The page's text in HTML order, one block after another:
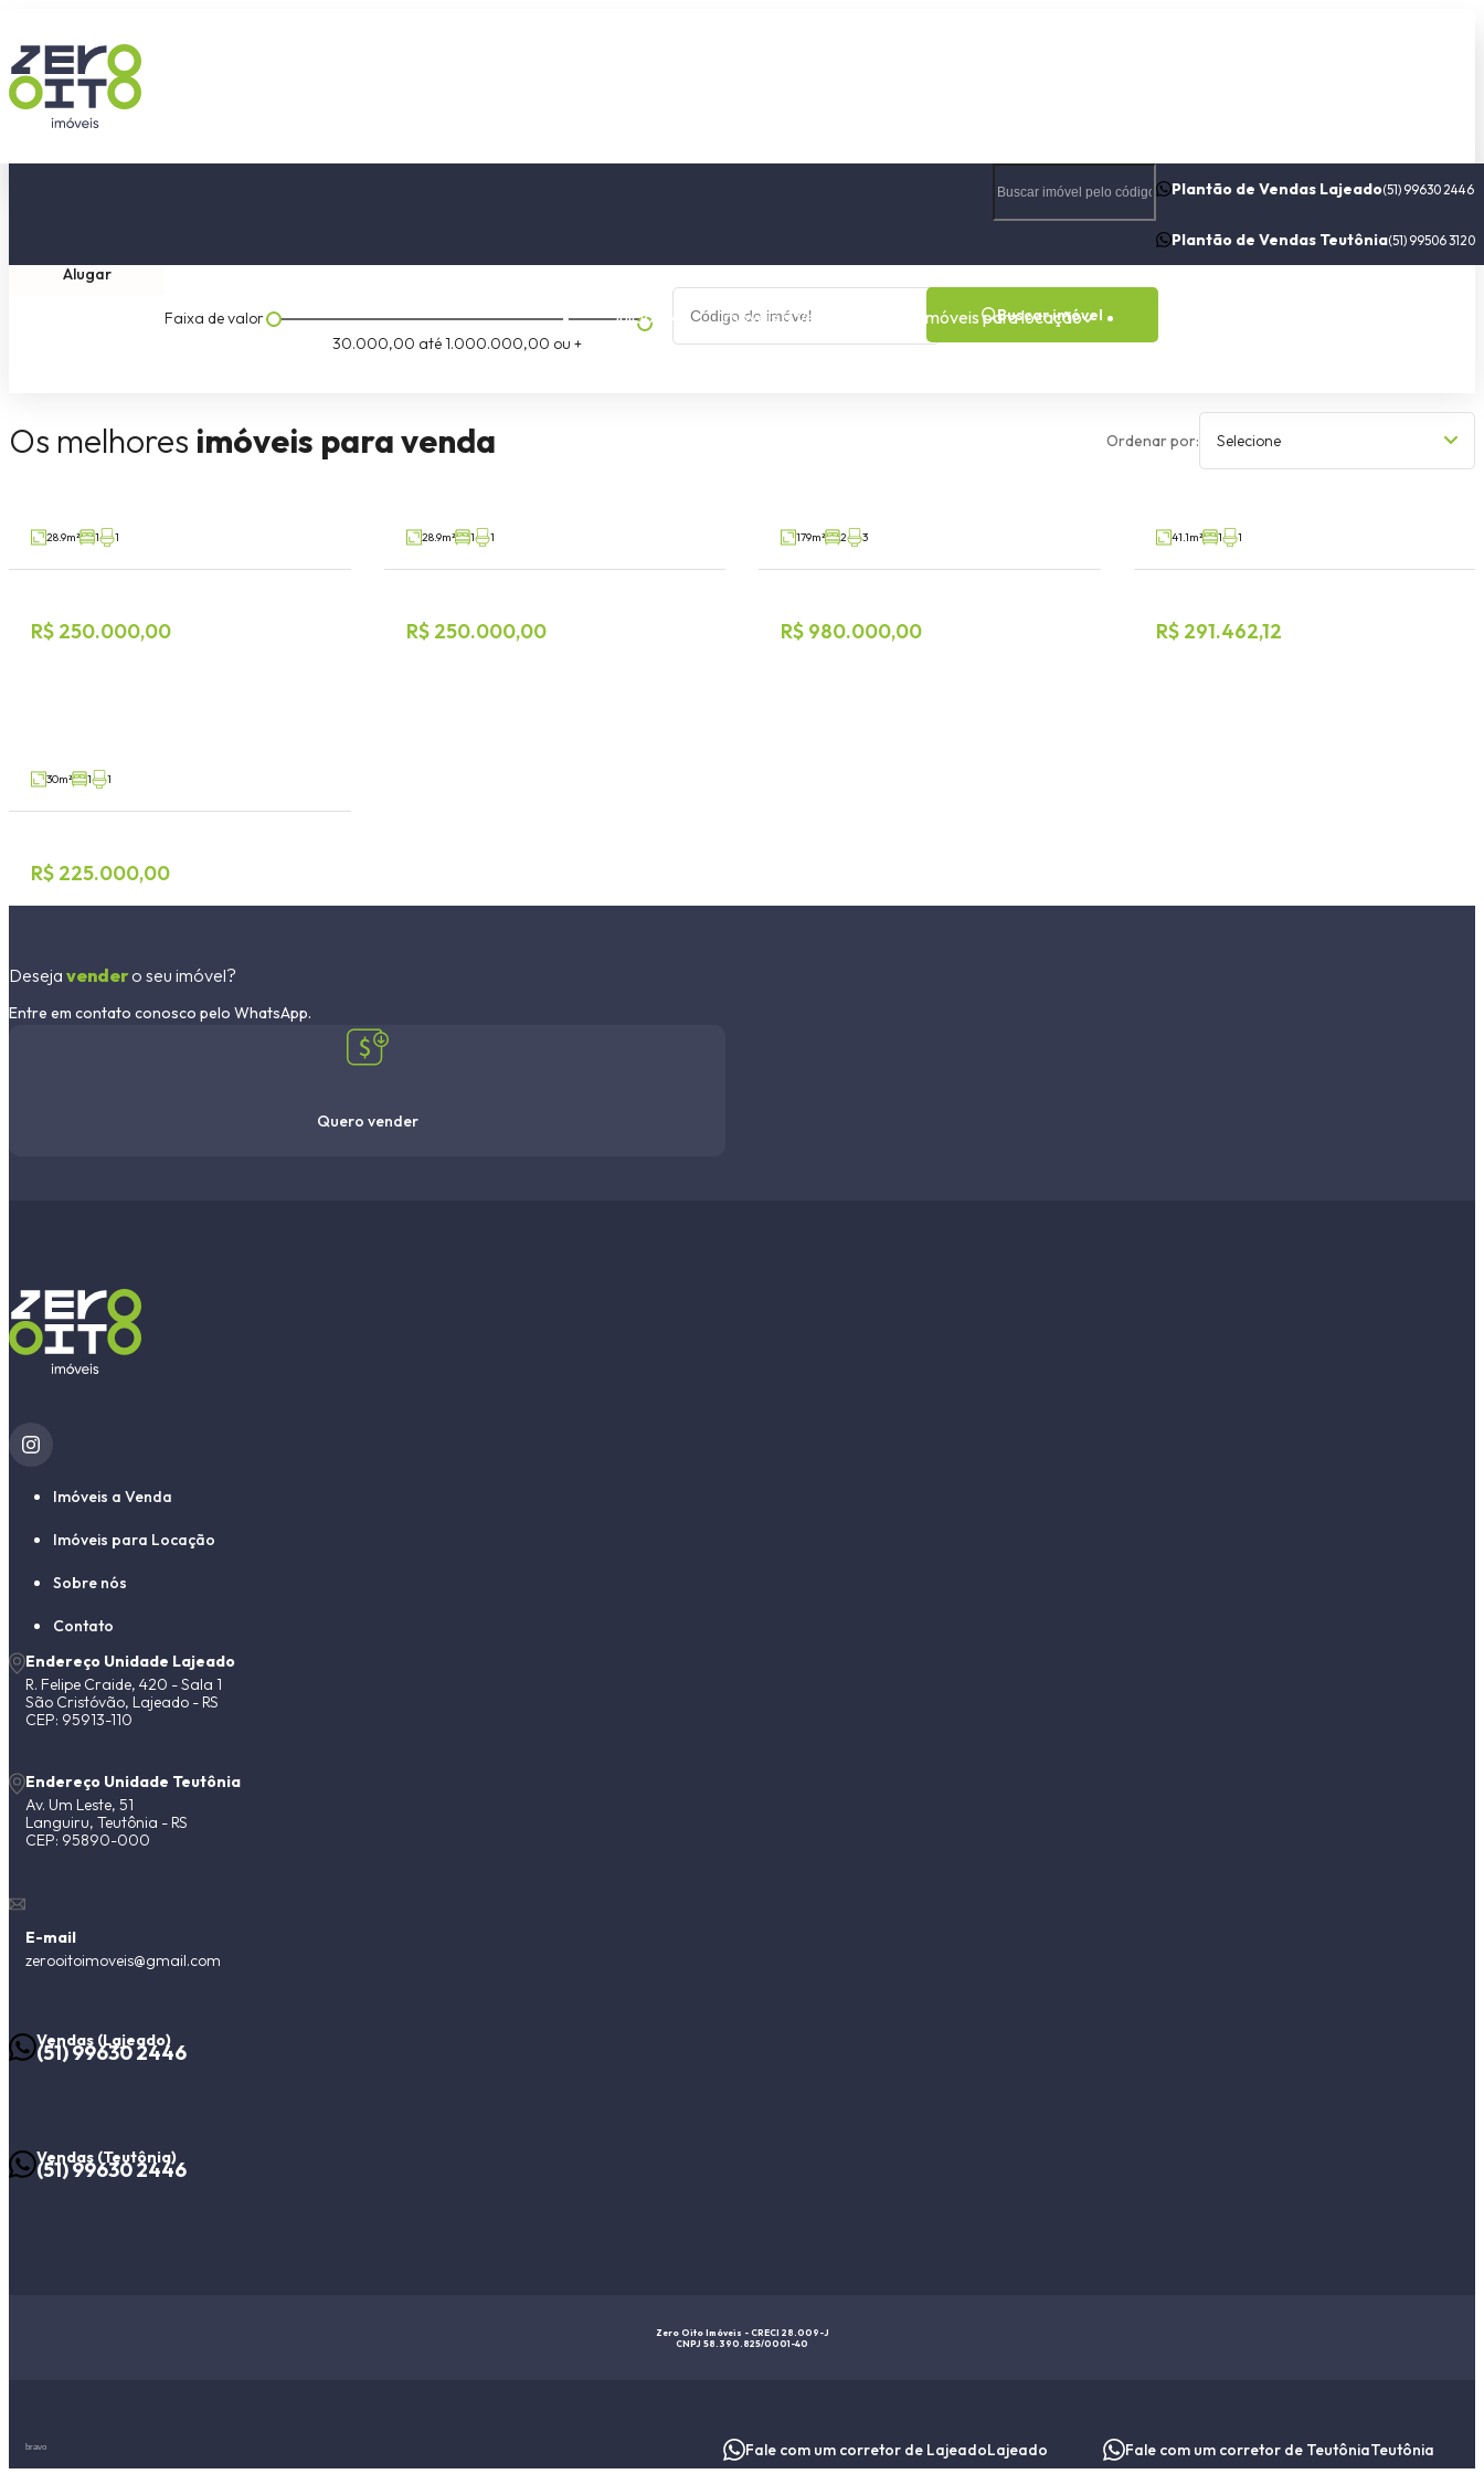
Plantão de Vendas Lajeado(51) 99630 2446
Plantão de Vendas Teutônia(51) 99506 3120
Início Imóveis a Venda Imóveis para locação
Alugar
Faixa de valor
30.000,00 até1.000.000,00 ou +
Buscar imóvel
Os melhores imóveis para venda Ordenar por: Selecione
Loft 1 dormitório
Universitário, Lajeado
28.9m² 1 1
R$ 250.000,00
Loft 1 dormitório
Universitário, Lajeado
28.9m² 1 1
R$ 250.000,00
179m² 2 3
R$ 980.000,00
41.1m² 1 1
R$ 291.462,12
30m² 1 1
R$ 225.000,00
Fale com um corretor de LajeadoLajeado Fale com um corretor de TeutôniaTeutônia
Deseja vendero seu imóvel?
Entre em contato conosco pelo WhatsApp.
Quero vender
Imóveis a Venda
Imóveis para Locação
Sobre nós
Contato
Endereço Unidade Lajeado
R. Felipe Craide, 420 - Sala 1
São Cristóvão, Lajeado - RS
CEP: 95913-110
Endereço Unidade Teutônia
Av. Um Leste, 51
Languiru, Teutônia - RS
CEP: 95890-000
E-mail
zerooitoimoveis@gmail.com
Vendas (Lajeado)
(51) 99630 2446
Vendas (Teutônia)
(51) 99630 2446
Zero Oito Imóveis - CRECI 28.009-J
CNPJ 58.390.825/0001-40
bravo